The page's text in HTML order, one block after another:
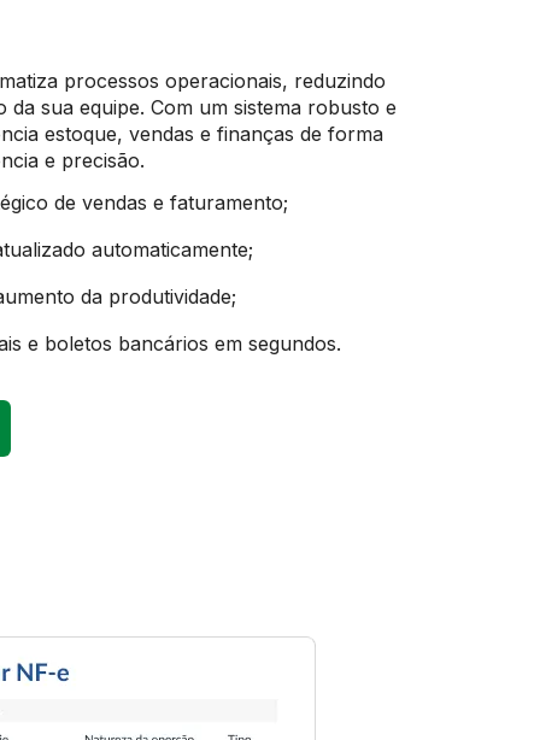
processos operacionais, reduzindo
sua equipe. Com um sistema robusto e
estoque, vendas e finanças de forma
e precisão.
de vendas e faturamento;
automaticamente;
da produtividade;
e boletos bancários em segundos.